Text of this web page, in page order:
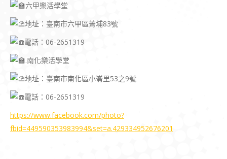
六甲樂活學堂
地址：臺南市六甲區菁埔83號
電話：06-2651319
.南化樂活學堂
地址：臺南市南化區小崙里53之9號
電話：06-2651319
https://www.facebook.com/photo?
fbid=449590353983994&set=a.429334952676201